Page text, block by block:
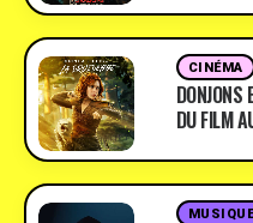
CINÉMA
DONJONS
DU FILM